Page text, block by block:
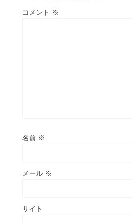
コメント ※
名前 ※
メール ※
サイト